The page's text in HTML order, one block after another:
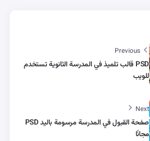
Previous
PSD قالب تلميذ في المدرسة الثانوية تستخدم
للويب
Next
صفحة القبول في المدرسة مرسومة باليد PSD
مجانًا